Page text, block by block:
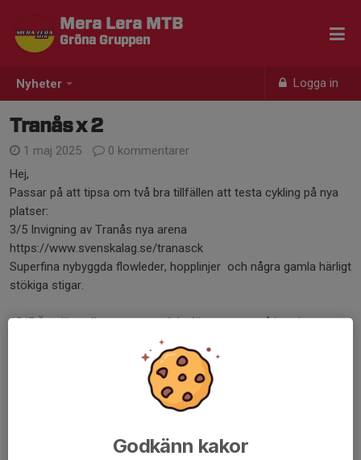
Nyheter Logga in
Mera Lera MTB
Gröna Gruppen
Tranås x 2
1 maj 2025
0 kommentarer
Hej,
Passar på att tipsa om två bra tillfällen att testa cykling på nya
platser:
3/5 Invigning av Tranås nya arena
https://www.svenskalag.se/tranasck
Superfina nybyggda flowleder, hopplinjer och några gamla härligt
stökiga stigar.
18/5 Överläppsfjunsracet, perfekt för att testa på hur det
fungerar att tävla. https://www.svenskalag.se/tranasck-
Godkänn kakor